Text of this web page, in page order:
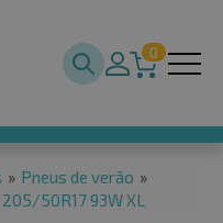
0
» Pneus de verão »
50R17 93W XL